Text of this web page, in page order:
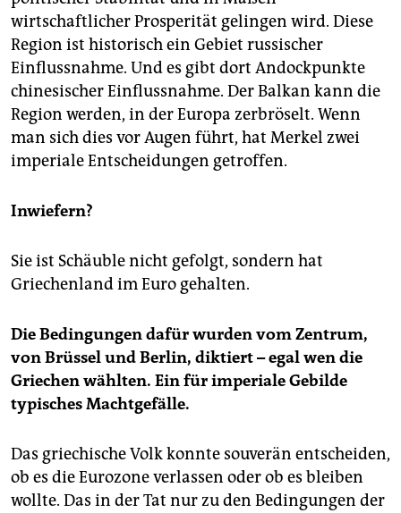
wirtschaftlicher Prosperität gelingen wird. Diese
Region ist historisch ein Gebiet russischer
Einflussnahme. Und es gibt dort Andockpunkte
chinesischer Einflussnahme. Der Balkan kann die
Region werden, in der Europa zerbröselt. Wenn
man sich dies vor Augen führt, hat Merkel zwei
imperiale Entscheidungen getroffen.
Inwiefern?
Sie ist Schäuble nicht gefolgt, sondern hat
Griechenland im Euro gehalten.
Die Bedingungen dafür wurden vom Zentrum,
von Brüssel und Berlin, diktiert – egal wen die
Griechen wählten. Ein für imperiale Gebilde
typisches Machtgefälle.
Das griechische Volk konnte souverän entscheiden,
ob es die Eurozone verlassen oder ob es bleiben
wollte. Das in der Tat nur zu den Bedingungen der